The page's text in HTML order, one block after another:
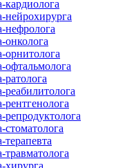
кардиолога
нейрохирурга
нефролога
онколога
орнитолога
офтальмолога
ратолога
реабилитолога
рентгенолога
репродуктолога
стоматолога
терапевта
травматолога